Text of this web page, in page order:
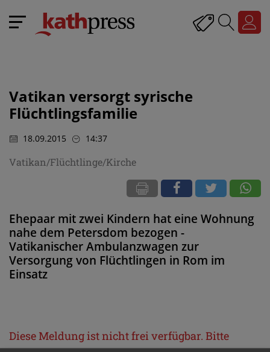
Vatikan versorgt syrische
Flüchtlingsfamilie
18.09.2015 14:37
Vatikan/Flüchtlinge/Kirche
Ehepaar mit zwei Kindern hat eine Wohnung
nahe dem Petersdom bezogen -
Vatikanischer Ambulanzwagen zur
Versorgung von Flüchtlingen in Rom im
Einsatz
Diese Meldung ist nicht frei verfügbar. Bitte